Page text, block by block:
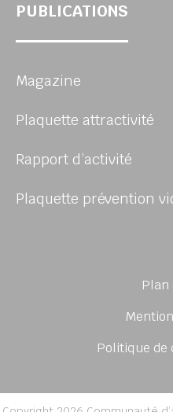
PUBLICATIONS
Magazine
Plaquette attractivité
Rapport d’activité
Plaquette prévention
Plan
Politique de